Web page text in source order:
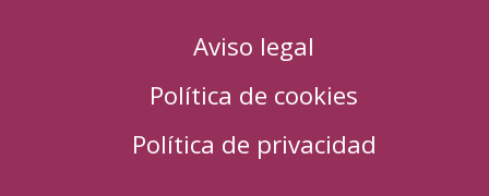
Aviso legal
Política de cookies
Política de privacidad